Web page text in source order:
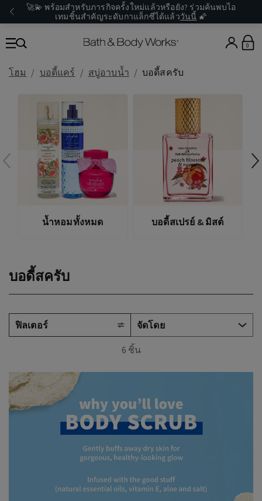
🚀💫 พร้อมสำหรับภารกิจครั้งใหม่แล้วหรือยัง? ร่วมค้นพบไอ
เทมชิ้นสำคัญระดับกาแล็กซีได้แล้ววันนี้ 🌠
0
โฮม บอดี้แคร์ สบู่อาบน้ำ บอดี้สครับ
น้ำหอมทั้งหมด บอดี้สเปรย์ & มิสต์
บอดี้สครับ
ฟิลเตอร์
6 ชิ้น